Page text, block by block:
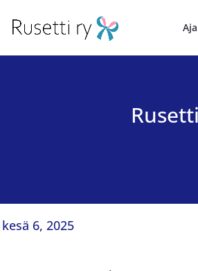
kesä 6, 2025